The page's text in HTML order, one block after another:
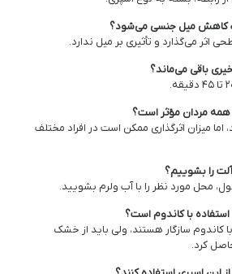
اثر می‌گذارد و تأثیری بر میل ندارد.
اما میزان اثرگذاری ممکن است در افراد مختلف
محل مورد نظر را با آب ولرم بشویید.
کاندوم سازگار هستند، ولی باید از خشک
کرد.